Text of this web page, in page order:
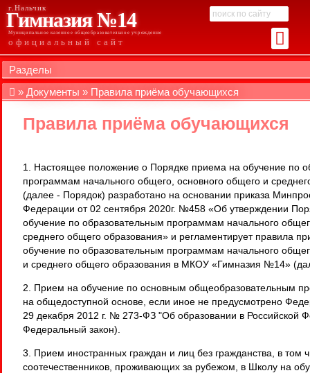
г.Нальчик
Гимназия №14
Муниципальное казенное общеобразовательное учреждение
официальный сайт
Разделы
Документы
Правила приёма обучающихся
Правила приёма обучающихся
1. Настоящее положение о Порядке приема на обучение по
программам начального общего, основного общего и
(далее - Порядок) разработано на основании приказа
Федерации от 02 сентября 2020г. №458 «Об утверждении
обучение по образовательным программам начального
среднего общего образования» и регламентирует правила
обучение по образовательным программам начального
и среднего общего образования в МКОУ «Гимназия №14»
2. Прием на обучение по основным общеобразовательным
на общедоступной основе, если иное не предусмотрено
29 декабря 2012 г. № 273-ФЗ "Об образовании в Российской
Федеральный закон).
3. Прием иностранных граждан и лиц без гражданства, в том
соотечественников, проживающих за рубежом, в Школу на